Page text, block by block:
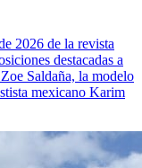
2026 de la revista
destacadas a
Saldaña, la modelo
mexicano Karim